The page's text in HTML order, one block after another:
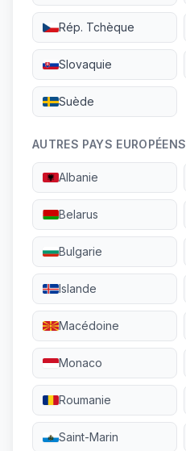
Rép. Tchèque
Slovaquie
Suède
AUTRES PAYS EUROPÉENS
Albanie
Belarus
Bulgarie
Islande
Macédoine
Monaco
Roumanie
Saint-Marin